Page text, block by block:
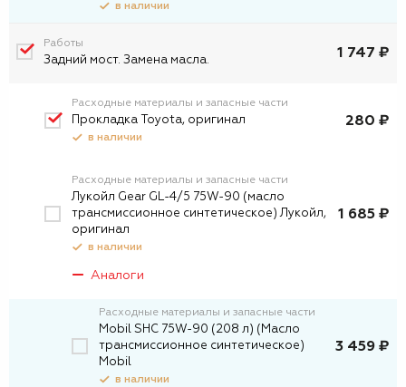
в наличии
Работы
Задний мост. Замена масла. 1 747 ₽
Расходные материалы и запасные части
Прокладка Toyota, оригинал
в наличии
280 ₽
Расходные материалы и запасные части
Лукойл Gear GL-4/5 75W-90 (масло
трансмиссионное синтетическое) Лукойл,
оригинал
в наличии
1 685 ₽
Аналоги
Расходные материалы и запасные части
Mobil SHC 75W-90 (208 л) (Масло
трансмиссионное синтетическое)
Mobil
в наличии
3 459 ₽